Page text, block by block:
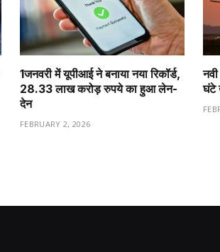
1️जनवरी में यूपीआई ने बनाया नया रिकॉर्ड,
28.33 लाख करोड़ रुपये का हुआ लेन-
देन
FEBRUARY 2, 2026
घंटे